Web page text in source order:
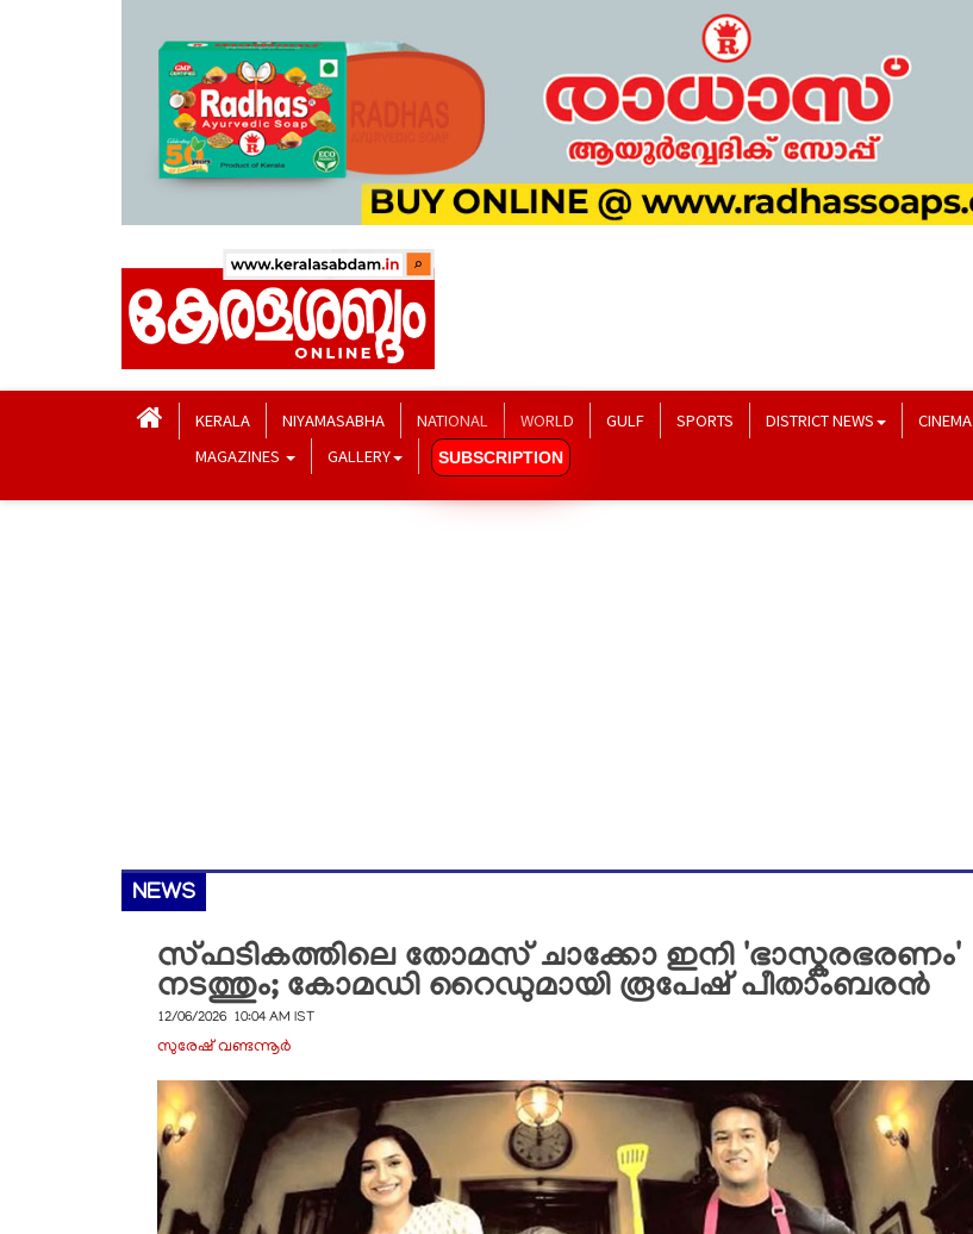
KERALA NIYAMASABHA NATIONAL WORLD GULF SPORTS DISTRICT NEWS CINEMA
MAGAZINES
GALLERY SUBSCRIPTION
NEWS
സ്ഫടികത്തിലെ തോമസ് ചാക്കോ ഇനി 'ഭാസ്കരഭരണം'
നടത്തും; കോമഡി റൈഡുമായി രൂപേഷ് പീതാംബരൻ
12/06/2026 10:04 AM IST
സുരേഷ് വണ്ടന്നൂർ